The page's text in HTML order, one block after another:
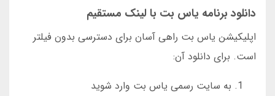
دانلود برنامه یاس بت با لینک مستقیم
اپلیکیشن یاس بت راهی آسان برای دسترسی بدون فیلتر
است. برای دانلود آن:
به سایت رسمی یاس بت وارد شوید